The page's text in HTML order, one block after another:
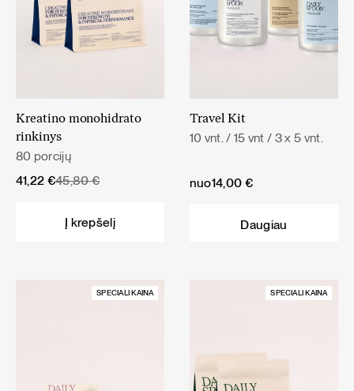
Kreatino monohidrato
rinkinys
80 porcijų
45,80€
Original
41,22 €
Current
Į krepšelį
Travel Kit
10 vnt. / 15 vnt / 3 x 5 vnt.
nuo14,00 €
Daugiau
SPECIALI KAINA SPECIALI KAINA